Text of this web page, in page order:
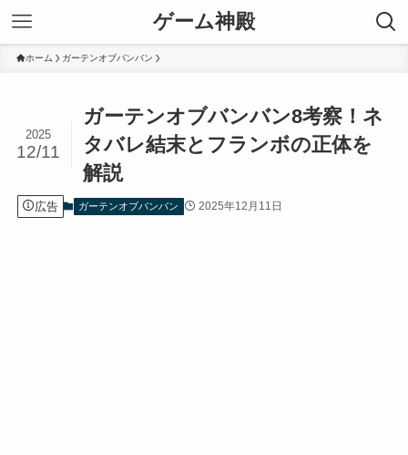
ゲーム神殿
ホーム ガーテンオブバンバン
ガーテンオブバンバン8考察！ネ
タバレ結末とフランボの正体を
解説
2025
12/11
広告 ガーテンオブバンバン 2025年12月11日